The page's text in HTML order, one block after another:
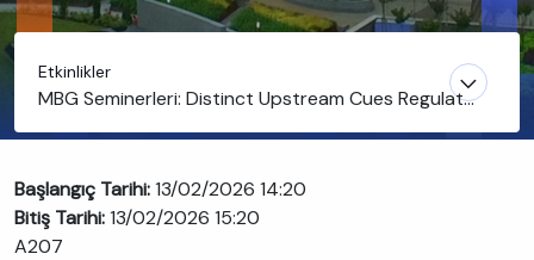
Etkinlikler
MBG Seminerleri: Distinct Upstream Cues Regulate
Başlangıç Tarihi:13/02/2026 14:20
Bitiş Tarihi:13/02/2026 15:20
A207